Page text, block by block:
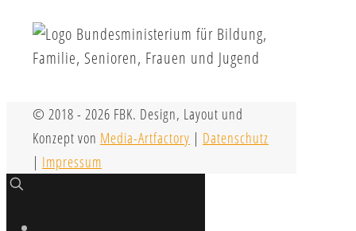
© 2018 - 2026 FBK. Design, Layout und
Konzept von Media-Artfactory | Datenschutz
| Impressum